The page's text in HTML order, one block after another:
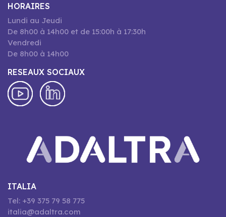
HORAIRES
Lundi au Jeudi
De 8h00 à 14h00 et de 15:00h à 17:30h
Vendredi
De 8h00 à 14h00
RESEAUX SOCIAUX
ITALIA
Tel: +39 375 79 58 775
italia@adaltra.com